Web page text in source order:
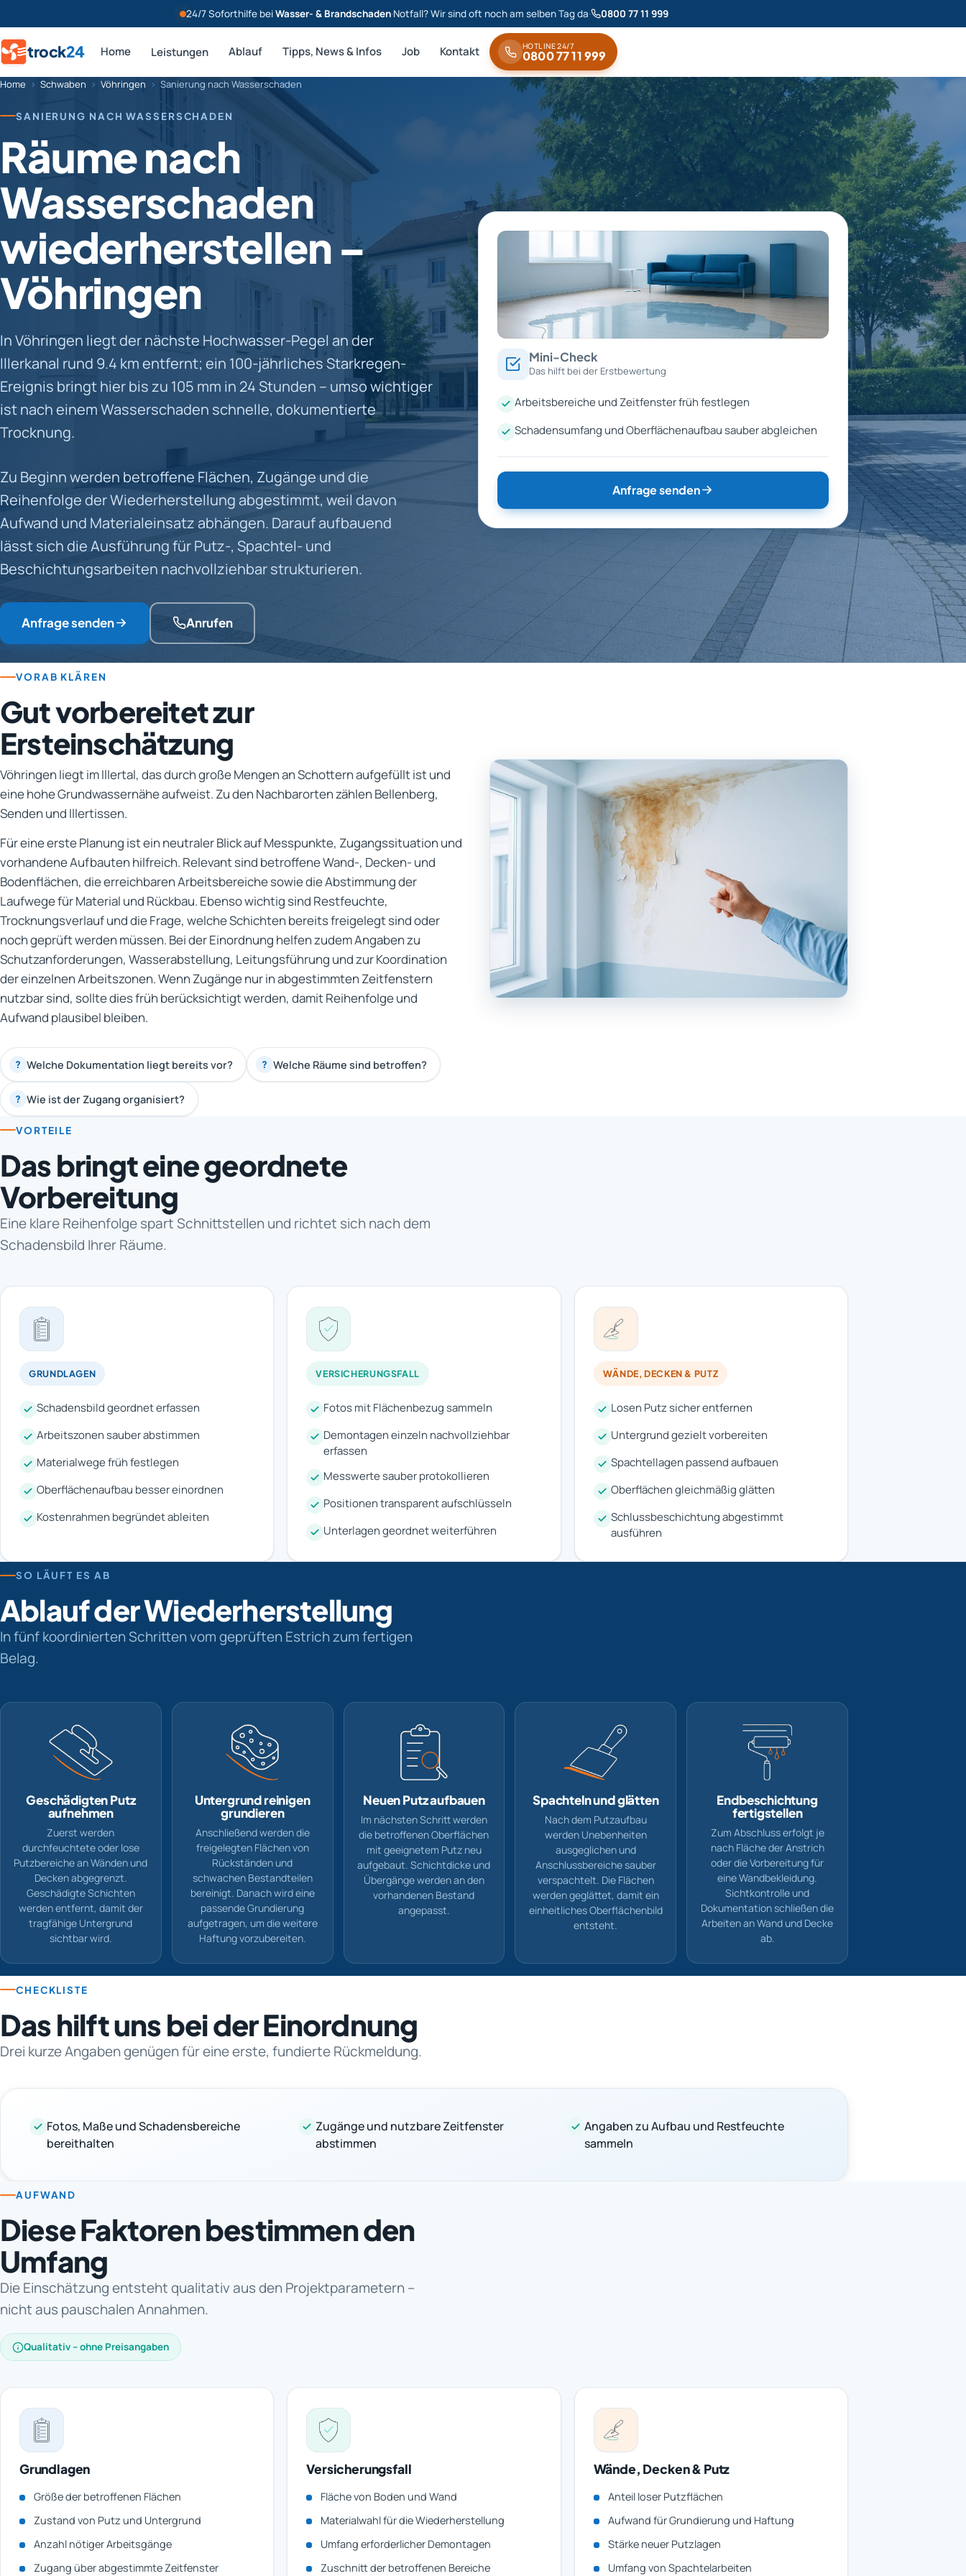
24/7 Soforthilfe beiWasser- & Brandschaden·Notfall? Wir sind oft noch am selben Tag da· 0800 77 11 999
trock24 Home Leistungen Ablauf Tipps, News & Infos Job Kontakt HOTLINE 24/7
0800 77 11 999
Home › Schwaben › Vöhringen › Sanierung nach Wasserschaden
SANIERUNG NACH WASSERSCHADEN
Räume nach
Wasserschaden
wiederherstellen –
Vöhringen
In Vöhringen liegt der nächste Hochwasser-Pegel an der
Illerkanal rund 9.4 km entfernt; ein 100-jährliches Starkregen-
Ereignis bringt hier bis zu 105 mm in 24 Stunden – umso wichtiger
ist nach einem Wasserschaden schnelle, dokumentierte
Trocknung.
Zu Beginn werden betroffene Flächen, Zugänge und die
Reihenfolge der Wiederherstellung abgestimmt, weil davon
Aufwand und Materialeinsatz abhängen. Darauf aufbauend
lässt sich die Ausführung für Putz-, Spachtel- und
Beschichtungsarbeiten nachvollziehbar strukturieren.
Anfrage senden Anrufen
Mini-Check
Das hilft bei der Erstbewertung
Arbeitsbereiche und Zeitfenster früh festlegen
Schadensumfang und Oberflächenaufbau sauber abgleichen
Anfrage senden
VORAB KLÄREN
Gut vorbereitet zur
Ersteinschätzung
Vöhringen liegt im Illertal, das durch große Mengen an Schottern aufgefüllt ist und
eine hohe Grundwassernähe aufweist. Zu den Nachbarorten zählen Bellenberg,
Senden und Illertissen.
Für eine erste Planung ist ein neutraler Blick auf Messpunkte, Zugangssituation und
vorhandene Aufbauten hilfreich. Relevant sind betroffene Wand-, Decken- und
Bodenflächen, die erreichbaren Arbeitsbereiche sowie die Abstimmung der
Laufwege für Material und Rückbau. Ebenso wichtig sind Restfeuchte,
Trocknungsverlauf und die Frage, welche Schichten bereits freigelegt sind oder
noch geprüft werden müssen. Bei der Einordnung helfen zudem Angaben zu
Schutzanforderungen, Wasserabstellung, Leitungsführung und zur Koordination
der einzelnen Arbeitszonen. Wenn Zugänge nur in abgestimmten Zeitfenstern
nutzbar sind, sollte dies früh berücksichtigt werden, damit Reihenfolge und
Aufwand plausibel bleiben.
? Welche Dokumentation liegt bereits vor? ? Welche Räume sind betroffen?
? Wie ist der Zugang organisiert?
VORTEILE
Das bringt eine geordnete
Vorbereitung
Eine klare Reihenfolge spart Schnittstellen und richtet sich nach dem
Schadensbild Ihrer Räume.
GRUNDLAGEN
Schadensbild geordnet erfassen
Arbeitszonen sauber abstimmen
Materialwege früh festlegen
Oberflächenaufbau besser einordnen
Kostenrahmen begründet ableiten
VERSICHERUNGSFALL
Fotos mit Flächenbezug sammeln
Demontagen einzeln nachvollziehbar
erfassen
Messwerte sauber protokollieren
Positionen transparent aufschlüsseln
Unterlagen geordnet weiterführen
WÄNDE, DECKEN & PUTZ
Losen Putz sicher entfernen
Untergrund gezielt vorbereiten
Spachtellagen passend aufbauen
Oberflächen gleichmäßig glätten
Schlussbeschichtung abgestimmt
ausführen
SO LÄUFT ES AB
Ablauf der Wiederherstellung
In fünf koordinierten Schritten vom geprüften Estrich zum fertigen
Belag.
Geschädigten Putz
aufnehmen
Zuerst werden
durchfeuchtete oder lose
Putzbereiche an Wänden und
Decken abgegrenzt.
Geschädigte Schichten
werden entfernt, damit der
tragfähige Untergrund
sichtbar wird.
Untergrund reinigen
grundieren
Anschließend werden die
freigelegten Flächen von
Rückständen und
schwachen Bestandteilen
bereinigt. Danach wird eine
passende Grundierung
aufgetragen, um die weitere
Haftung vorzubereiten.
Neuen Putz aufbauen
Im nächsten Schritt werden
die betroffenen Oberflächen
mit geeignetem Putz neu
aufgebaut. Schichtdicke und
Übergänge werden an den
vorhandenen Bestand
angepasst.
Spachteln und glätten
Nach dem Putzaufbau
werden Unebenheiten
ausgeglichen und
Anschlussbereiche sauber
verspachtelt. Die Flächen
werden geglättet, damit ein
einheitliches Oberflächenbild
entsteht.
Endbeschichtung
fertigstellen
Zum Abschluss erfolgt je
nach Fläche der Anstrich
oder die Vorbereitung für
eine Wandbekleidung.
Sichtkontrolle und
Dokumentation schließen die
Arbeiten an Wand und Decke
ab.
CHECKLISTE
Das hilft uns bei der Einordnung
Drei kurze Angaben genügen für eine erste, fundierte Rückmeldung.
Fotos, Maße und Schadensbereiche
bereithalten
Zugänge und nutzbare Zeitfenster
abstimmen
Angaben zu Aufbau und Restfeuchte
sammeln
AUFWAND
Diese Faktoren bestimmen den
Umfang
Die Einschätzung entsteht qualitativ aus den Projektparametern –
nicht aus pauschalen Annahmen.
Qualitativ – ohne Preisangaben
Grundlagen
Größe der betroffenen Flächen
Zustand von Putz und Untergrund
Anzahl nötiger Arbeitsgänge
Zugang über abgestimmte Zeitfenster
Versicherungsfall
Fläche von Boden und Wand
Materialwahl für die Wiederherstellung
Umfang erforderlicher Demontagen
Zuschnitt der betroffenen Bereiche
Wände, Decken & Putz
Anteil loser Putzflächen
Aufwand für Grundierung und Haftung
Stärke neuer Putzlagen
Umfang von Spachtelarbeiten